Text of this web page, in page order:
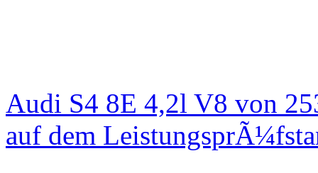
Audi S4 8E 4,2l V8 von
auf dem